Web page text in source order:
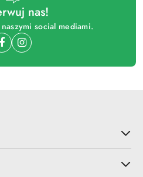
nas!
social mediami.